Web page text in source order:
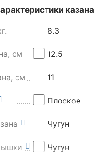
казана
8.3
см 12.5
см 11
Плоское
Чугун
Чугун